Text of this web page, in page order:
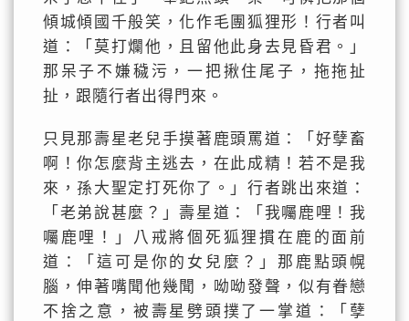
傾城傾國千般笑，化作毛團狐狸形！行者叫
道：「莫打爛他，且留他此身去見昏君。」
那呆子不嫌穢污，一把揪住尾子，拖拖扯
扯，跟隨行者出得門來。
只見那壽星老兒手摸著鹿頭罵道：「好孽畜
啊！你怎麼背主逃去，在此成精！若不是我
來，孫大聖定打死你了。」行者跳出來道：
「老弟說甚麼？」壽星道：「我囑鹿哩！我
囑鹿哩！」八戒將個死狐狸摜在鹿的面前
道：「這可是你的女兒麼？」那鹿點頭幌
腦，伸著嘴聞他幾聞，呦呦發聲，似有眷戀
不捨之意，被壽星劈頭撲了一掌道：「孽